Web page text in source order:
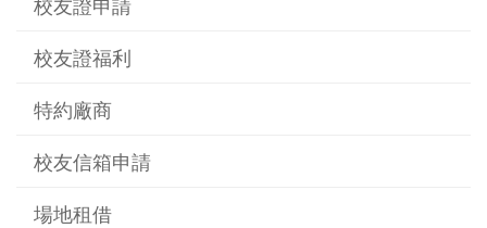
校友證福利
特約廠商
校友信箱申請
場地租借